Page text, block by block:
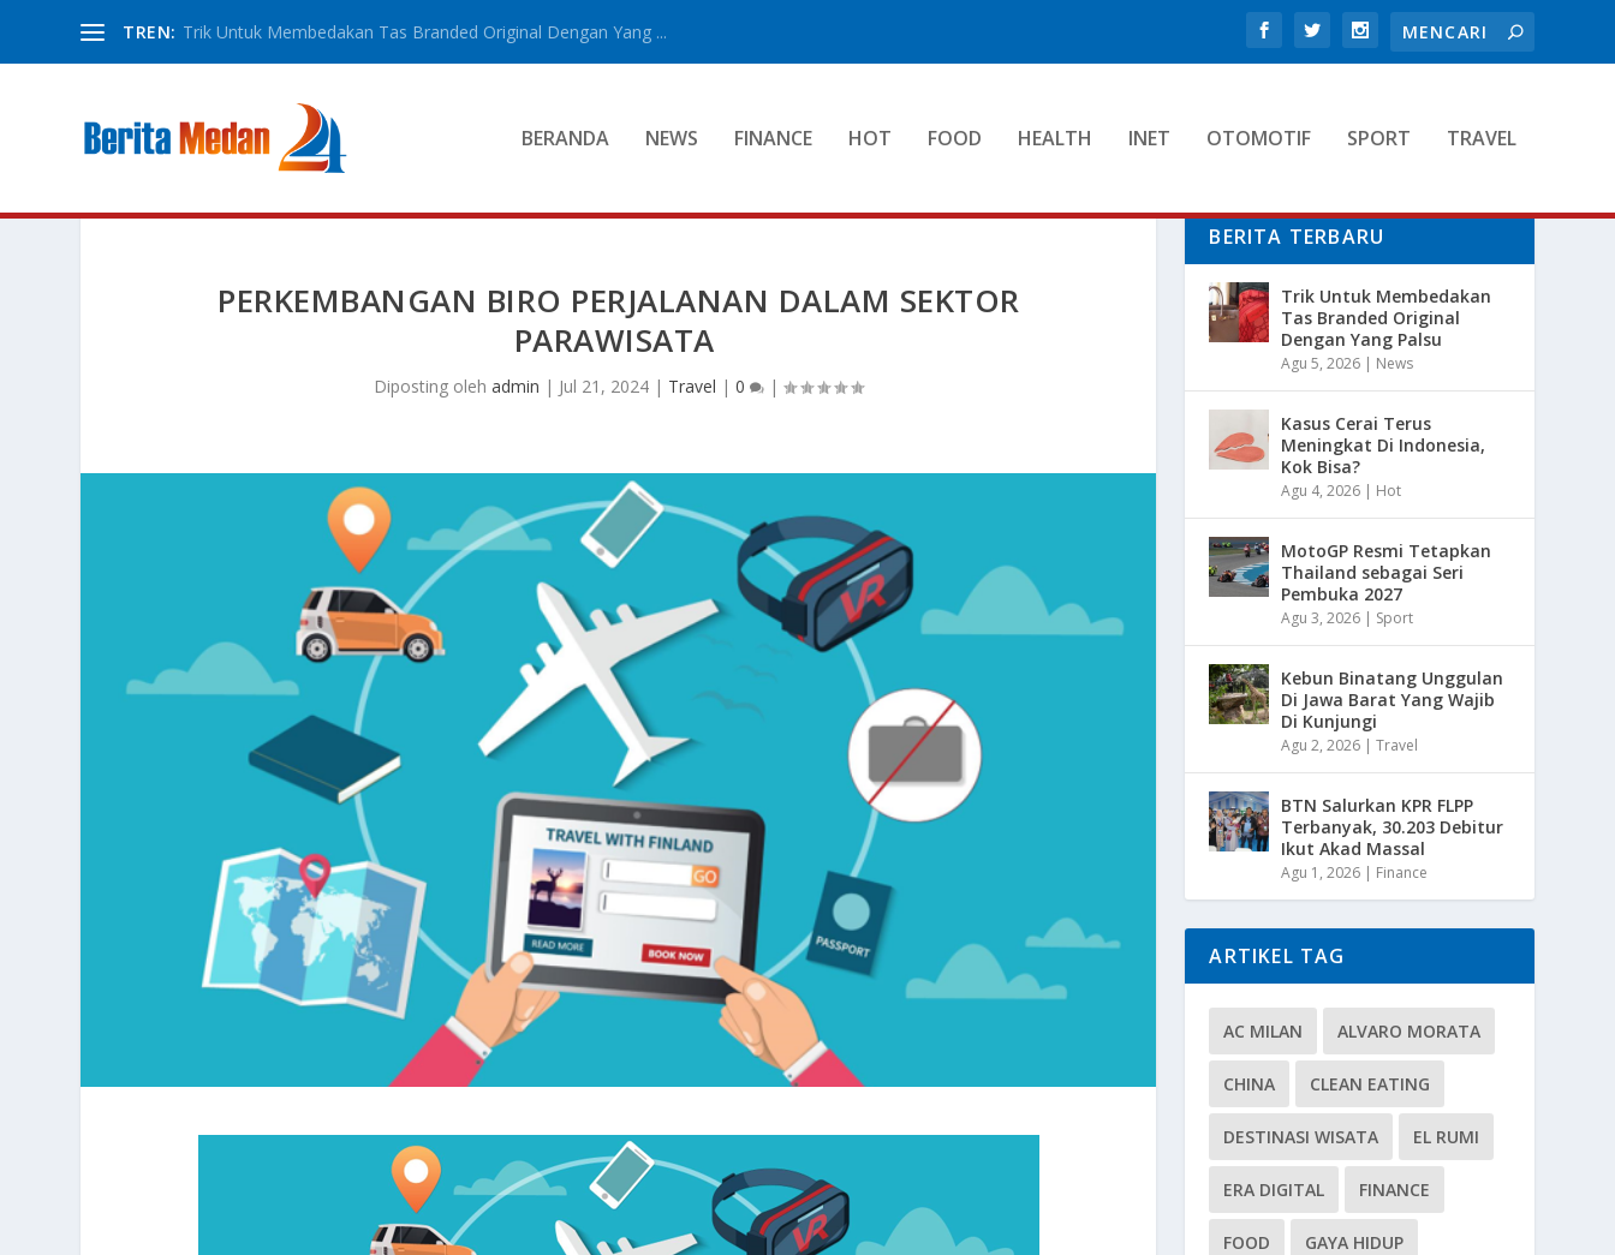
TREN: Trik Untuk Membedakan Tas Branded Original Dengan Yang ...
BERANDA NEWS FINANCE HOT FOOD HEALTH INET OTOMOTIF SPORT TRAVEL
PERKEMBANGAN BIRO PERJALANAN DALAM SEKTOR
PARAWISATA
Diposting olehadmin | Jul 21, 2024 | Travel |0 |
BERITA TERBARU
Trik Untuk Membedakan
Tas Branded Original
Dengan Yang Palsu
Agu 5, 2026 | News
Kasus Cerai Terus
Meningkat Di Indonesia,
Kok Bisa?
Agu 4, 2026 | Hot
MotoGP Resmi Tetapkan
Thailand sebagai Seri
Pembuka 2027
Agu 3, 2026 | Sport
Kebun Binatang Unggulan
Di Jawa Barat Yang Wajib
Di Kunjungi
Agu 2, 2026 |Travel
BTN Salurkan KPR FLPP
Terbanyak, 30.203 Debitur
Ikut Akad Massal
Agu 1, 2026 | Finance
ARTIKEL TAG
AC MILAN ALVARO MORATA
CHINA CLEAN EATING
DESTINASI WISATA EL RUMI
ERA DIGITAL FINANCE
FOOD GAYA HIDUP